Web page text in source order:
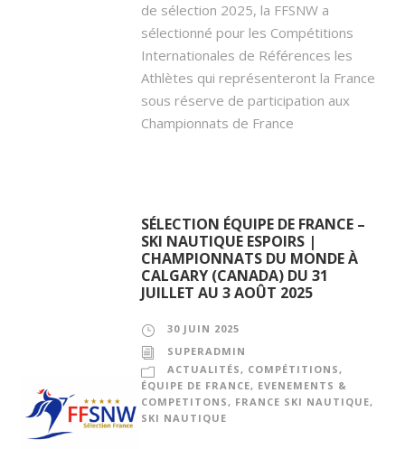
de sélection 2025, la FFSNW a
sélectionné pour les Compétitions
Internationales de Références les
Athlètes qui représenteront la France
sous réserve de participation aux
Championnats de France
SÉLECTION ÉQUIPE DE FRANCE –
SKI NAUTIQUE ESPOIRS |
CHAMPIONNATS DU MONDE À
CALGARY (CANADA) DU 31
JUILLET AU 3 AOÛT 2025
30 JUIN 2025
SUPERADMIN
ACTUALITÉS, COMPÉTITIONS,
ÉQUIPE DE FRANCE, EVENEMENTS &
COMPETITONS, FRANCE SKI NAUTIQUE,
SKI NAUTIQUE